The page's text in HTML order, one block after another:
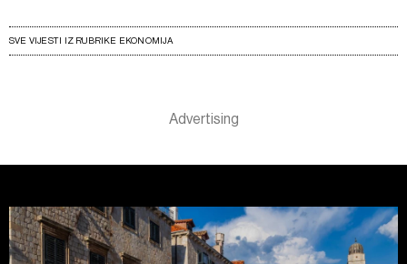
SVE VIJESTI IZ RUBRIKE EKONOMIJA